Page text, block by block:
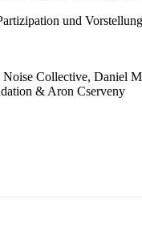
und
Collective, Daniel
& Aron Cserveny